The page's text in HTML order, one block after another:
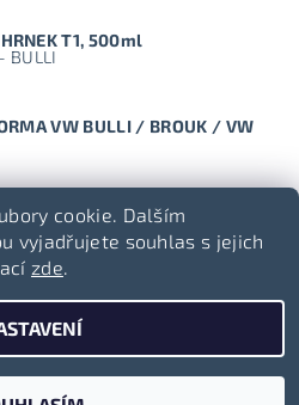
T1, 500ml
BULLI
VW BULLI / BROUK / VW
lifestyle.cz
, všechna práva vyhrazena
Shoptet
cookie. Dalším
vyjadřujete souhlas s jejich
zde.